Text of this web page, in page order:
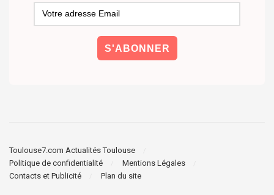
Toulouse7.com Actualités Toulouse
Politique de confidentialité
Mentions Légales
Contacts et Publicité
Plan du site